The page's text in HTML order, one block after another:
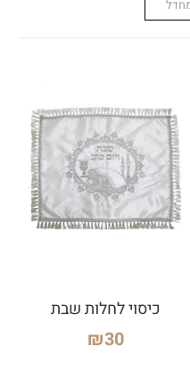
כיסוי לחלות שבת
₪30